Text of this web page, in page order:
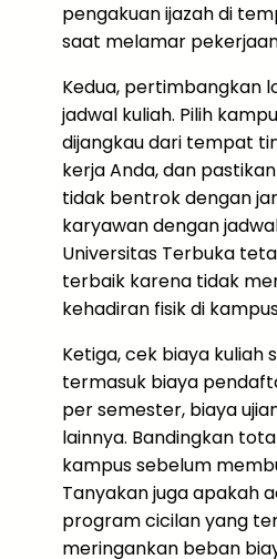
pengakuan ijazah di
saat melamar
Kedua, pertimbangkan
jadwal kuliah. Pilih
dijangkau dari tempat
kerja Anda, dan
tidak bentrok dengan
karyawan dengan
Universitas Terbuka
terbaik karena tidak
kehadiran fisik di
Ketiga, cek biaya kuliah
termasuk biaya
per semester, biaya
lainnya. Bandingkan
kampus sebelum
Tanyakan juga apakah
program cicilan yang
meringankan beban